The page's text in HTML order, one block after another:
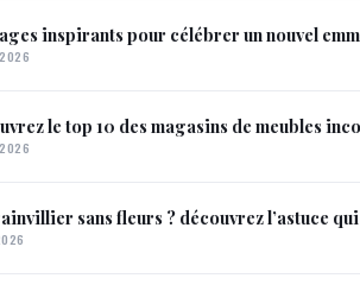
inspirants pour célébrer un nouvel
le top 10 des magasins de meubles
sans fleurs ? découvrez l’astuce